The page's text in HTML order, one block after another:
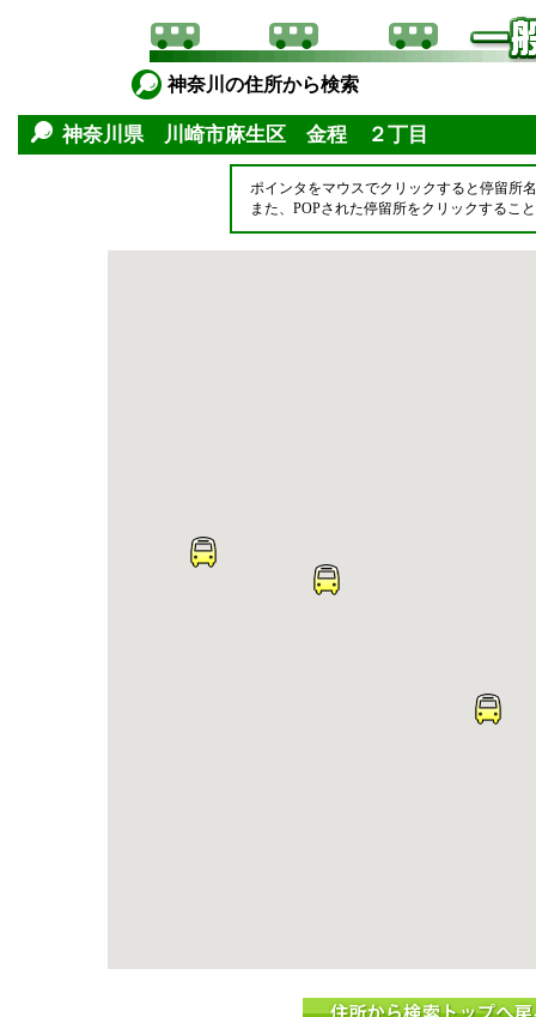
神奈川の住所から検索
神奈川県 川崎市麻生区 金程 ２丁目
ポインタをマウスでクリックすると停留所
また、POPされた停留所をクリックするこ